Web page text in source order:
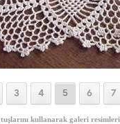
3 4 5 6 7
kullanarak galeri